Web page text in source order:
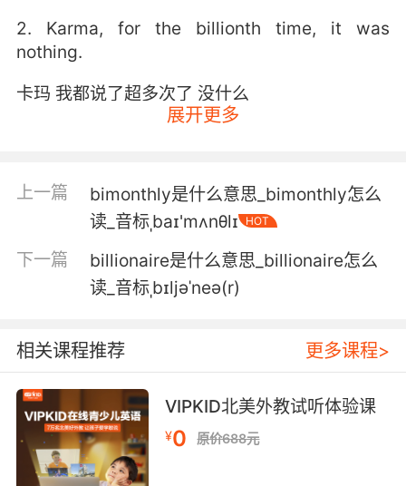
2. Karma, for the billionth time, it was
nothing.
卡玛 我都说了超多次了 没什么
展开更多
上一篇
bimonthly是什么意思_bimonthly怎么
读_音标ˌbaɪ'mʌnθlɪ
HOT
下一篇
billionaire是什么意思_billionaire怎么
读_音标ˌbɪljəˈneə(r)
相关课程推荐 更多课程>
VIPKID北美外教试听体验课
¥0 原价688元